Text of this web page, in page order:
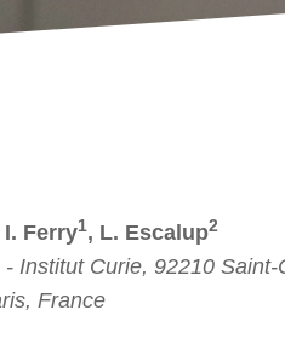
I. Ferry1, L. Escalup2
Institut Curie, 92210 Saint-
France